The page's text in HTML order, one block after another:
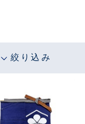
絞り込み